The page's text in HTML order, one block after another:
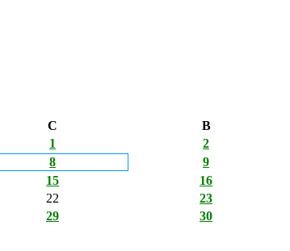
С
В
1
2
8
9
15
16
22
23
29
30